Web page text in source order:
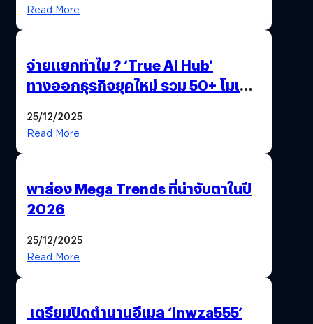
Read More
จ่ายแยกทำไม ? ‘True AI Hub’
ทางออกธุรกิจยุคใหม่ รวม 50+ โมเดล
25/12/2025
Read More
พาส่อง Mega Trends ที่น่าจับตาในปี
2026
25/12/2025
Read More
เตรียมปิดตำนานอีเมล ‘lnwza555’